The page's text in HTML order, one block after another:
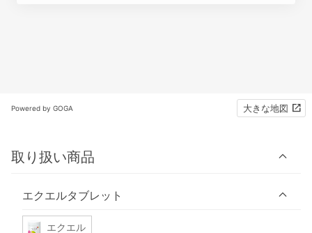
Powered by GOGA 大きな地図
取り扱い商品
エクエルタブレット
エクエル